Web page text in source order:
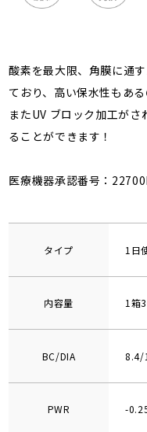
酸素を最大限、角膜に通
ており、高い保水性もあ
またUV ブロック加工が
ることができます！
医療機器承認番号：
タイプ 1日
内容量 1箱
BC/DIA 8.4/
PWR -